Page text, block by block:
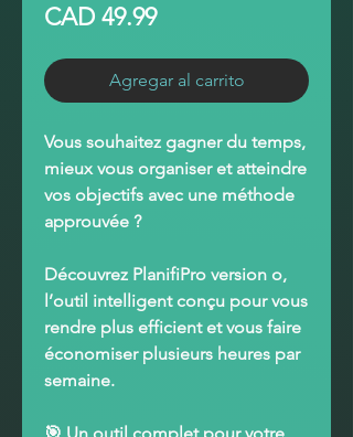
CAD 49.99Precio
Agregar al carrito
Vous souhaitez gagner du temps,
mieux vous organiser et atteindre
vos objectifs avec une méthode
approuvée ?
Découvrez PlanifiPro version o,
l’outil intelligent conçu pour vous
rendre plus efficient et vous faire
économiser plusieurs heures par
semaine.